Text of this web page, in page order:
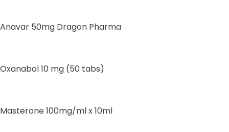
Anavar 50mg Dragon Pharma
Oxanabol 10 mg (50 tabs)
Masterone 100mg/ml x 10ml